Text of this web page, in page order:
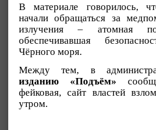
В материале говорилось,
начали обращаться за
излучения – атомная
обеспечивавшая
Чёрного моря.
Между тем, в
изданию «Подъём»
фейковая, сайт властей
утром.